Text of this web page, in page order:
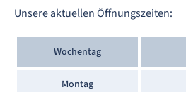
Unsere aktuellen Öffnungszeiten:
Wochentag
Montag